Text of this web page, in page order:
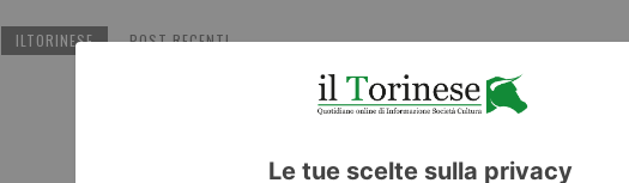
ILTORINESE POST RECENTI